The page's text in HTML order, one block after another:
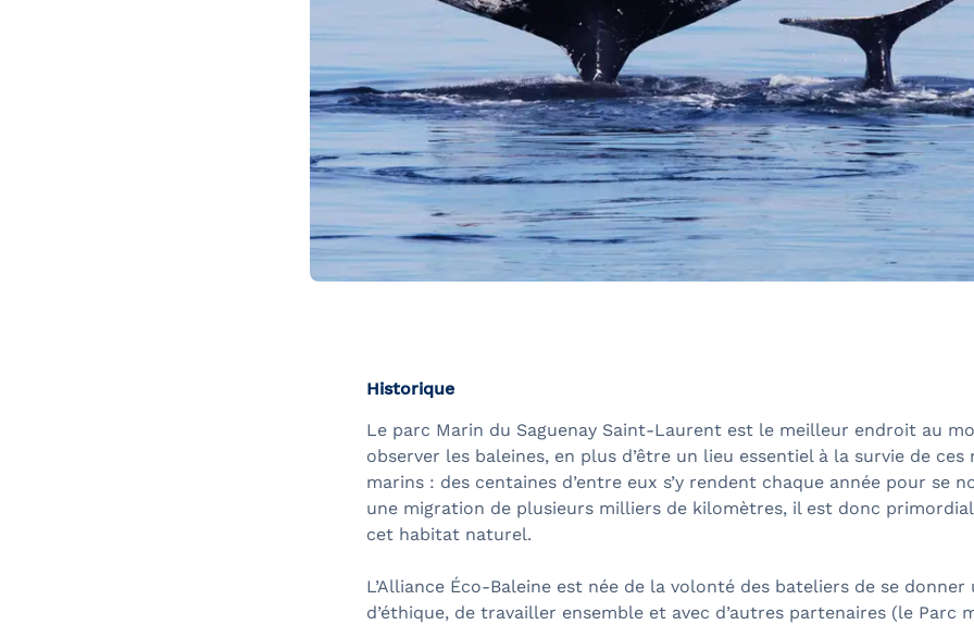
Croisière aux petits pingouins
Navette fluviale
Historique
Le parc Marin du Saguenay Saint-Laurent est le meilleur endroit au
observer les baleines, en plus d’être un lieu essentiel à la survie de ces
marins : des centaines d’entre eux s’y rendent chaque année pour se
une migration de plusieurs milliers de kilomètres, il est donc
cet habitat naturel.
L’Alliance Éco-Baleine est née de la volonté des bateliers de se donner
d’éthique, de travailler ensemble et avec d’autres partenaires (le Parc